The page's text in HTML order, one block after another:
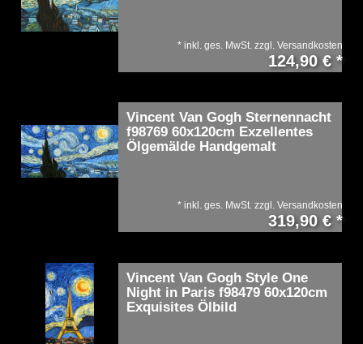
124,90 € *
* inkl. ges. MwSt. zzgl. Versandkosten
Vincent Van Gogh Sternennacht
f98769 60x120cm Exzellentes
Ölgemälde Handgemalt
319,90 € *
* inkl. ges. MwSt. zzgl. Versandkosten
Vincent Van Gogh Style One
Night in Paris f98479 60x120cm
Exquisites Ölbild